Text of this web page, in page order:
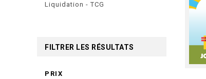
Liquidation - TCG
FILTRER LES RÉSULTATS
PRIX